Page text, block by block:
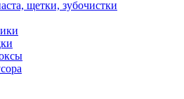
щетки, зубочистки